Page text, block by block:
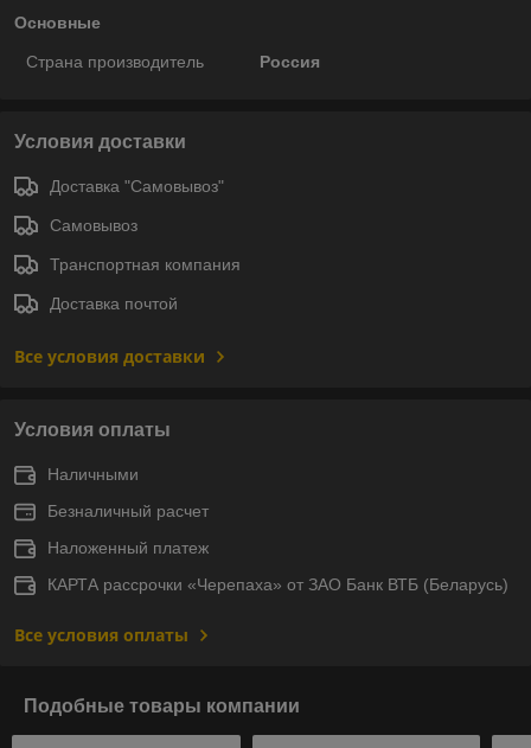
Основные
Страна производитель Россия
Условия доставки
Доставка "Самовывоз"
Самовывоз
Транспортная компания
Доставка почтой
Все условия доставки
Условия оплаты
Наличными
Безналичный расчет
Наложенный платеж
КАРТА рассрочки «Черепаха» от ЗАО Банк ВТБ (Беларусь)
Все условия оплаты
Подобные товары компании